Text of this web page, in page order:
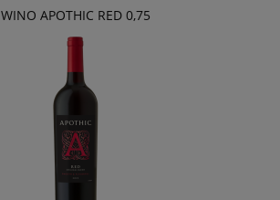
WINO APOTHIC RED 0,75